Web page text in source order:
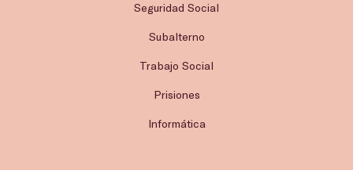
Seguridad Social
Subalterno
Trabajo Social
Prisiones
Informática